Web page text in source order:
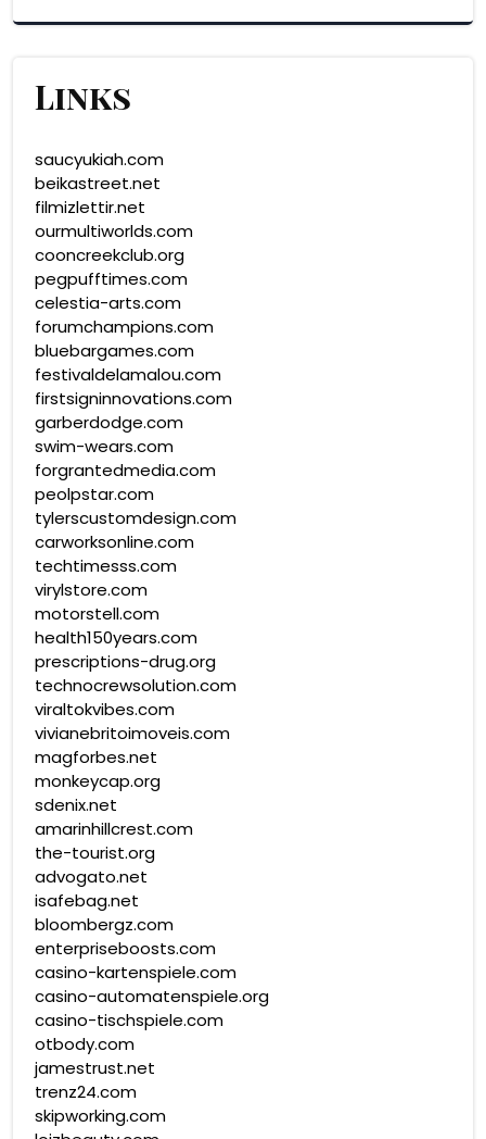
Links
saucyukiah.com
beikastreet.net
filmizlettir.net
ourmultiworlds.com
cooncreekclub.org
pegpufftimes.com
celestia-arts.com
forumchampions.com
bluebargames.com
festivaldelamalou.com
firstsigninnovations.com
garberdodge.com
swim-wears.com
forgrantedmedia.com
peolpstar.com
tylerscustomdesign.com
carworksonline.com
techtimesss.com
virylstore.com
motorstell.com
health150years.com
prescriptions-drug.org
technocrewsolution.com
viraltokvibes.com
vivianebritoimoveis.com
magforbes.net
monkeycap.org
sdenix.net
amarinhillcrest.com
the-tourist.org
advogato.net
isafebag.net
bloombergz.com
enterpriseboosts.com
casino-kartenspiele.com
casino-automatenspiele.org
casino-tischspiele.com
otbody.com
jamestrust.net
trenz24.com
skipworking.com